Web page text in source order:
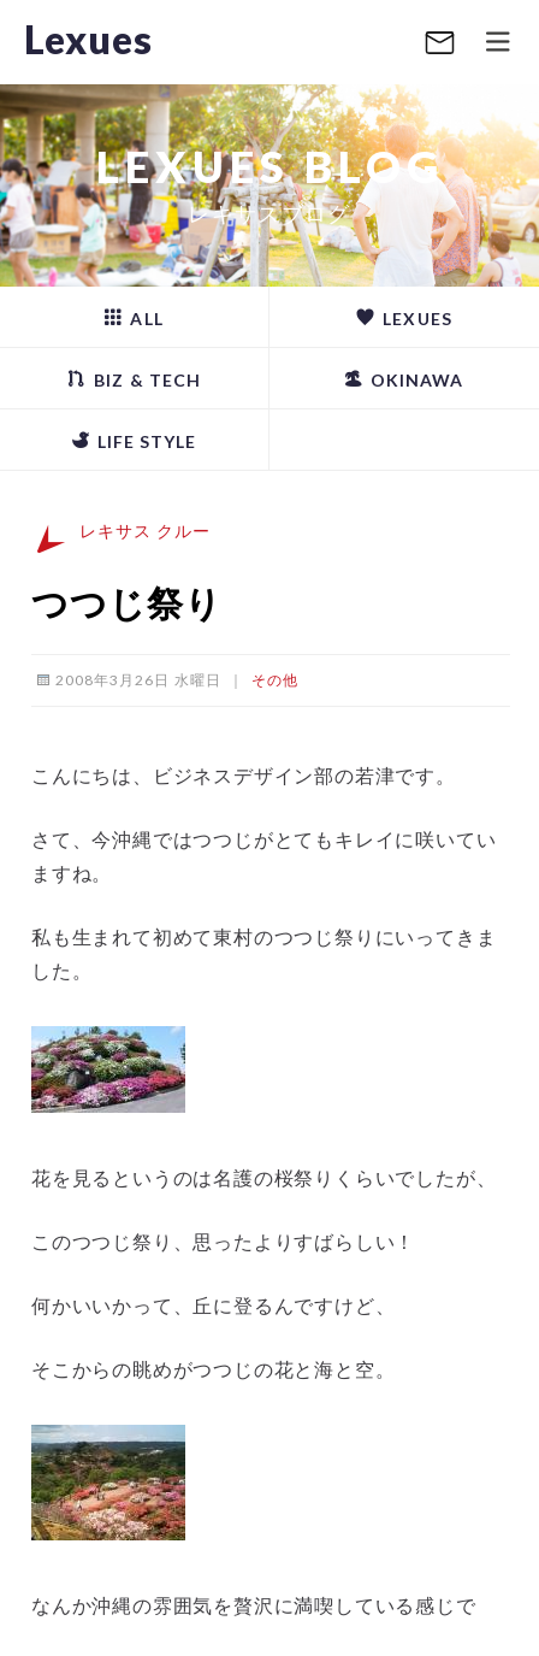
Lexues
LEXUES BLOG
レキサスブログ
ALL LEXUES
BIZ & TECH OKINAWA
LIFE STYLE
レキサス クルー
つつじ祭り
2008年3月26日 水曜日 ｜ その他
こんにちは、ビジネスデザイン部の若津です。
さて、今沖縄ではつつじがとてもキレイに咲いてい
ますね。
私も生まれて初めて東村のつつじ祭りにいってきま
した。
花を見るというのは名護の桜祭りくらいでしたが、
このつつじ祭り、思ったよりすばらしい！
何かいいかって、丘に登るんですけど、
そこからの眺めがつつじの花と海と空。
なんか沖縄の雰囲気を贅沢に満喫している感じで